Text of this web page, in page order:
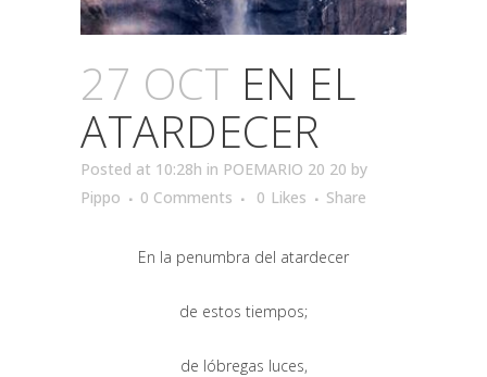
27 OCT EN EL
ATARDECER
Posted at 10:28h in POEMARIO 20 20 by
Pippo
0 Comments 0 Likes Share
En la penumbra del atardecer
de estos tiempos;
de lóbregas luces,